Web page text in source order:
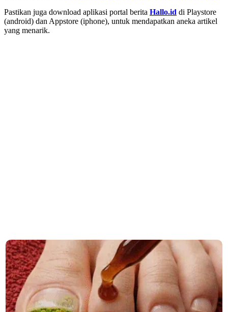
Pastikan juga download aplikasi portal berita Hallo.id di Playstore
(android) dan Appstore (iphone), untuk mendapatkan aneka artikel
yang menarik.